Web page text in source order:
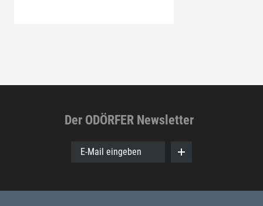
Der ODÖRFER Newsletter
E-Mail eingeben